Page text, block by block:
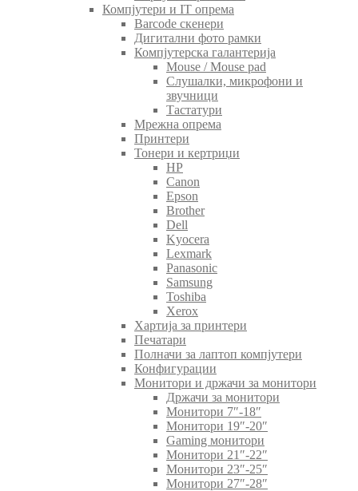
Компјутери и IT опрема
Barcode скенери
Дигитални фото рамки
Компјутерска галантерија
Mouse / Mouse pad
Слушалки, микрофони и
звучници
Тастатури
Мрежна опрема
Принтери
Тонери и кертриџи
HP
Canon
Epson
Brother
Dell
Kyocera
Lexmark
Panasonic
Samsung
Toshiba
Xerox
Хартија за принтери
Печатари
Полначи за лаптоп компјутери
Конфигурации
Монитори и држачи за монитори
Држачи за монитори
Монитори 7″-18″
Монитори 19″-20″
Gaming монитори
Монитори 21″-22″
Монитори 23″-25″
Монитори 27″-28″